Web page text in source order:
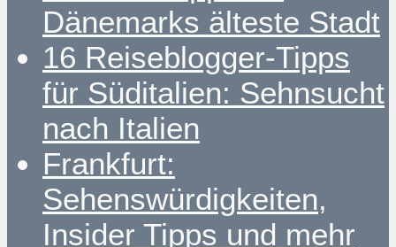
Dänemarks älteste Stadt
16 Reiseblogger-Tipps
für Süditalien: Sehnsucht
nach Italien
Frankfurt:
Sehenswürdigkeiten,
Insider Tipps und mehr